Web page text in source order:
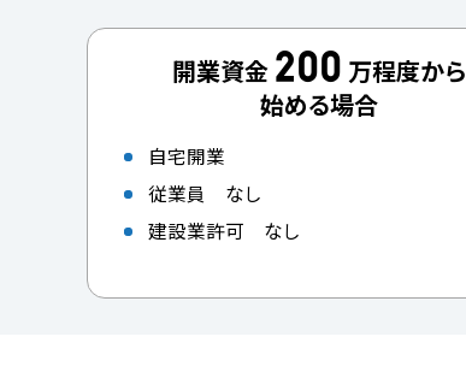
開業資金 200 万程度から
始める場合
自宅開業
従業員 なし
建設業許可 なし